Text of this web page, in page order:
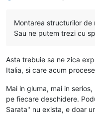
Montarea structurilor
Sau ne putem trezi cu
Asta trebuie sa ne zica
Italia, si care acum
Mai in gluma, mai in
pe fiecare deschidere.
Sarata" nu exista, e doar